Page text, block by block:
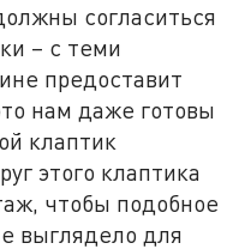
согласиться
– с теми
предоставит
нам даже готовы
клаптик
этого клаптика
чтобы подобное
выглядело для